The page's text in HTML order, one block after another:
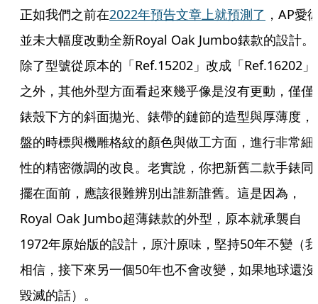
正如我們之前在2022年預告文章上就預測了 ，AP愛
並未大幅度改動全新Royal Oak Jumbo錶款的設計。
除了型號從原本的「Ref.15202」改成「Ref.16202」
之外，其他外型方面看起來幾乎像是沒有更動，僅僅
錶殼下方的斜面拋光、錶帶的鏈節的造型與厚薄度，
盤的時標與機雕格紋的顏色與做工方面，進行非常細
性的精密微調的改良。老實說，你把新舊二款手錶同
擺在面前，應該很難辨別出誰新誰舊。這是因為，
Royal Oak Jumbo超薄錶款的外型，原本就承襲自
1972年原始版的設計，原汁原味，堅持50年不變（我
相信，接下來另一個50年也不會改變，如果地球還沒
毀滅的話）。